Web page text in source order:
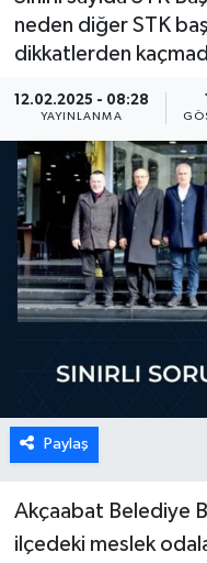
neden diğer STK
dikkatlerden
12.02.2025 - 08:28
YAYINLANMA
Paylaş
Akçaabat Belediye
ilçedeki meslek